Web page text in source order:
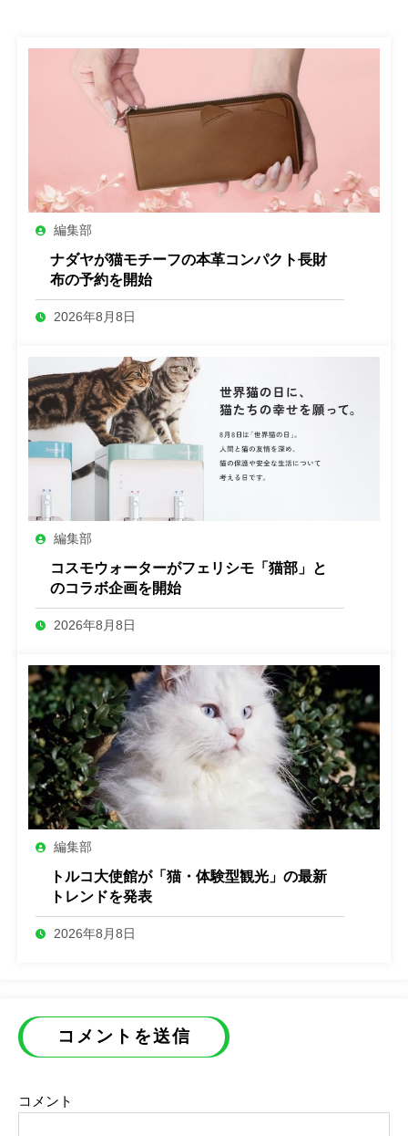
編集部
ナダヤが猫モチーフの本革コンパクト長財
布の予約を開始
2026年8月8日
編集部
コスモウォーターがフェリシモ「猫部」と
のコラボ企画を開始
2026年8月8日
編集部
トルコ大使館が「猫・体験型観光」の最新
トレンドを発表
2026年8月8日
コメントを送信
コメント